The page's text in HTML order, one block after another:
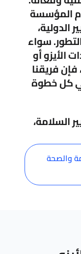
المؤسسة
الدولية،
سواء
الأيزوأو
فريقنا
كل خطوة
السلامة،